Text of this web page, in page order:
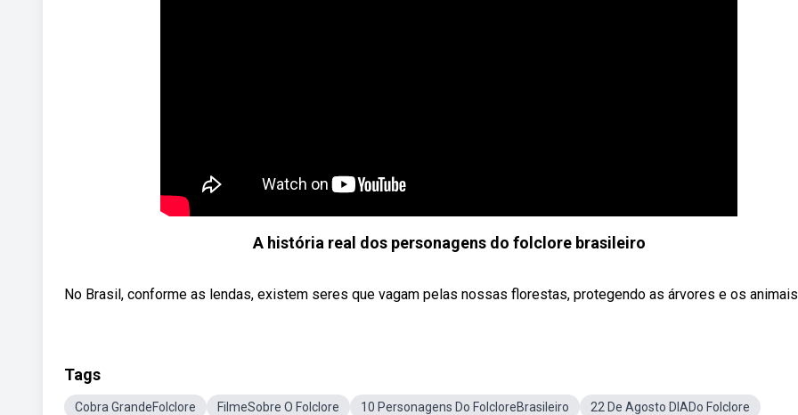
A história real dos personagens do folclore brasileiro
No Brasil, conforme as lendas, existem seres que vagam pelas nossas florestas, protegendo as árvores e os animais
Tags
Cobra GrandeFolclore FilmeSobre O Folclore 10 Personagens Do FolcloreBrasileiro
22 De Agosto DIADo Folclore